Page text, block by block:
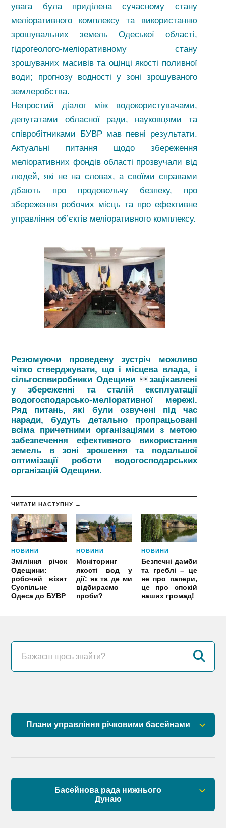
увага була приділена сучасному стану
меліоративного комплексу та використанню
зрошувальних земель Одеської області,
гідрогеолого-меліоративному стану
зрошуваних масивів та оцінці якості поливної
води; прогнозу водності у зоні зрошуваного
землеробства.
Непростий діалог між водокористувачами,
депутатами обласної ради, науковцями та
співробітниками БУВР мав певні результати.
Актуальні питання щодо збереження
меліоративних фондів області прозвучали від
людей, які не на словах, а своїми справами
дбають про продовольчу безпеку, про
збереження робочих місць та про ефективне
управління об’єктів меліоративного комплексу.
Резюмуючи проведену зустріч можливо
чітко стверджувати, що і місцева влада, і
сільгоспвиробники Одещини
зацікавлені
у збереженні та сталій експлуатації
водогосподарсько-меліоративної мережі.
Ряд питань, які були озвучені під час
наради, будуть детально пропрацьовані
всіма причетними організаціями з метою
забезпечення ефективного використання
земель в зоні зрошення та подальшої
оптимізації роботи водогосподарських
організацій Одещини.
ЧИТАТИ НАСТУПНУ →
НОВИНИ
Зміління річок
Одещини:
робочий візит
Суспільне
Одеса до БУВР
НОВИНИ
Моніторинг
якості вод у
дії: як та де ми
відбираємо
проби?
НОВИНИ
Безпечні дамби
та греблі – це
не про папери,
це про спокій
наших громад!
Плани управління річковими басейнами
Басейнова рада нижнього
Дунаю